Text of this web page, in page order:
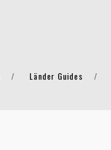
Länder Guides